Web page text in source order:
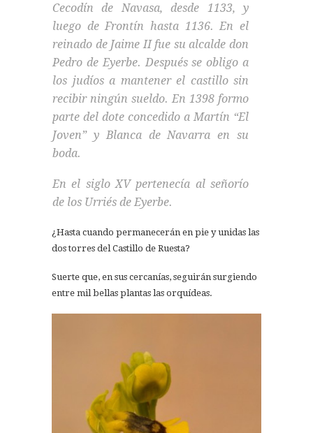
Cecodín de Navasa, desde 1133, y
luego de Frontín hasta 1136. En el
reinado de Jaime II fue su alcalde don
Pedro de Eyerbe. Después se obligo a
los judíos a mantener el castillo sin
recibir ningún sueldo. En 1398 formo
parte del dote concedido a Martín “El
Joven” y Blanca de Navarra en su
boda.
En el siglo XV pertenecía al señorío
de los Urriés de Eyerbe.
¿Hasta cuando permanecerán en pie y unidas las
dos torres del Castillo de Ruesta?
Suerte que, en sus cercanías, seguirán surgiendo
entre mil bellas plantas las orquídeas.